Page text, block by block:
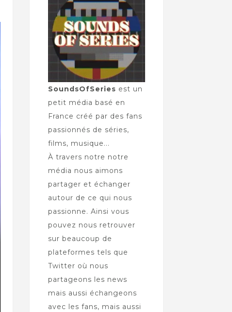
SoundsOfSeries est un
petit média basé en
France créé par des fans
passionnés de séries,
films, musique...
À travers notre notre
média nous aimons
partager et échanger
autour de ce qui nous
passionne. Ainsi vous
pouvez nous retrouver
sur beaucoup de
plateformes tels que
Twitter où nous
partageons les news
mais aussi échangeons
avec les fans, mais aussi